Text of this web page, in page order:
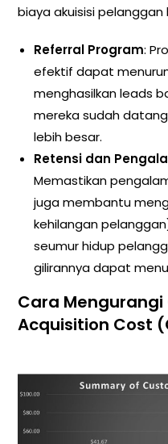
biaya akuisisi
Referral Program:
efektif dapat
menghasilkan leads
mereka sudah
lebih besar.
Retensi dan
Memastikan
juga membantu
kehilangan
seumur hidup
gilirannya dapat
Cara
Acquisition Cost